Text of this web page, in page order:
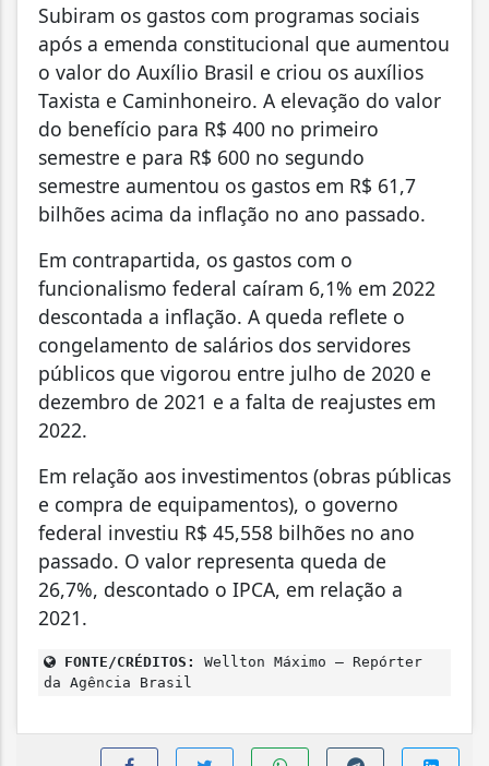
Subiram os gastos com programas sociais
após a emenda constitucional que aumentou
o valor do Auxílio Brasil e criou os auxílios
Taxista e Caminhoneiro. A elevação do valor
do benefício para R$ 400 no primeiro
semestre e para R$ 600 no segundo
semestre aumentou os gastos em R$ 61,7
bilhões acima da inflação no ano passado.
Em contrapartida, os gastos com o
funcionalismo federal caíram 6,1% em 2022
descontada a inflação. A queda reflete o
congelamento de salários dos servidores
públicos que vigorou entre julho de 2020 e
dezembro de 2021 e a falta de reajustes em
2022.
Em relação aos investimentos (obras públicas
e compra de equipamentos), o governo
federal investiu R$ 45,558 bilhões no ano
passado. O valor representa queda de
26,7%, descontado o IPCA, em relação a
2021.
FONTE/CRÉDITOS:
Wellton Máximo – Repórter
da Agência Brasil